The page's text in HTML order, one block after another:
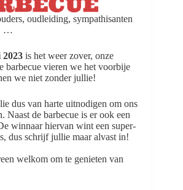
oudleiding, sympathisanten
…
2023 is het weer zover, onze
barbecue vieren we het voorbije
we niet zonder jullie!
dus van harte uitnodigen om ons
Naast de barbecue is er ook een
winnaar hiervan wint een super-
dus schrijf jullie maar alvast in!
welkom om te genieten van